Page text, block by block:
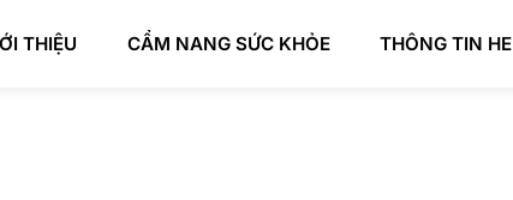
THIỆU CẨM NANG SỨC KHỎE THÔNG TIN